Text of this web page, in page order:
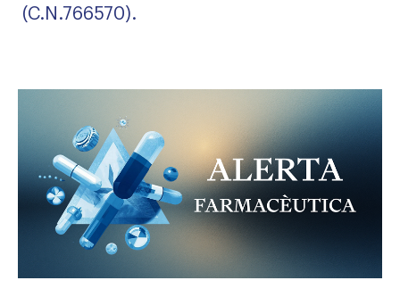
(C.N.766570).